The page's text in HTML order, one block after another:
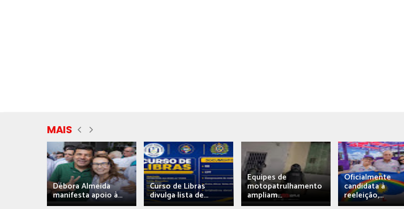
MAIS
Débora Almeida
manifesta apoio à...
Curso de Libras
divulga lista de...
Equipes de
motopatrulhamento
ampliam...
Oficialmente
candidata à
reeleição,...